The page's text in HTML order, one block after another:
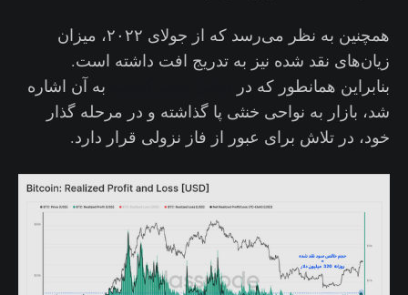
همچنین به نظر می‌رسد که از جولای ۲۰۲۲، میزان
زیان‌های نقد شده نیز به تدریج افت داشته است.
بنابراین همانطور که در
به آن اشاره
شد، بازار به نواحی خنثی پا گذاشته و در مرحله گذار
خود، در تلاش برای عبور از فاز نزولی قرار دارد.